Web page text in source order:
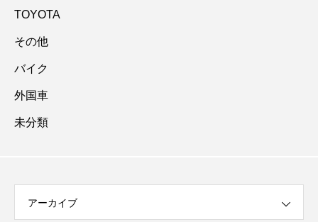
TOYOTA
その他
バイク
外国車
未分類
アーカイブ